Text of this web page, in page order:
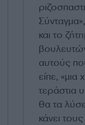
και το
αυτούς
είπε, «μια
τεράστια
θα τα
κάνει